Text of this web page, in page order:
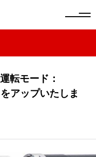
転モード：
アップいたしま